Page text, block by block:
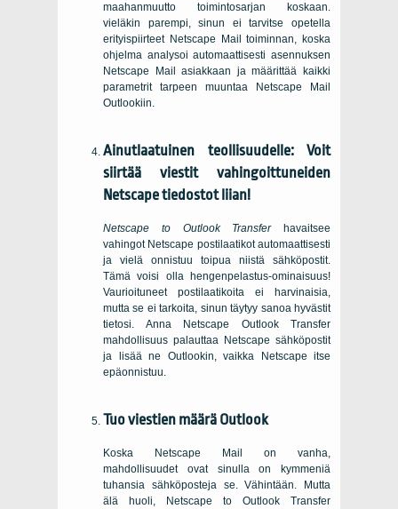
maahanmuutto toimintosarjan koskaan.
vieläkin parempi, sinun ei tarvitse opetella
erityispiirteet Netscape Mail toiminnan, koska
ohjelma analysoi automaattisesti asennuksen
Netscape Mail asiakkaan ja määrittää kaikki
parametrit tarpeen muuntaa Netscape Mail
Outlookiin.
Ainutlaatuinen teollisuudelle: Voit
siirtää viestit vahingoittuneiden
Netscapetiedostot liian!
Netscape to Outlook Transferhavaitsee
vahingot Netscape postilaatikot automaattisesti
ja vielä onnistuu toipua niistä sähköpostit.
Tämä voisi olla hengenpelastus-ominaisuus!
Vaurioituneet postilaatikoita ei harvinaisia,
mutta se ei tarkoita, sinun täytyy sanoa hyvästit
tietosi. Anna Netscape Outlook Transfer
mahdollisuus palauttaa Netscape sähköpostit
ja lisää ne Outlookin, vaikka Netscape itse
epäonnistuu.
Tuo viestien määrä Outlook
Koska Netscape Mail
on vanha,
mahdollisuudet ovat sinulla on kymmeniä
tuhansia sähköposteja se. Vähintään. Mutta
älä huoli,
Netscape to Outlook Transfer